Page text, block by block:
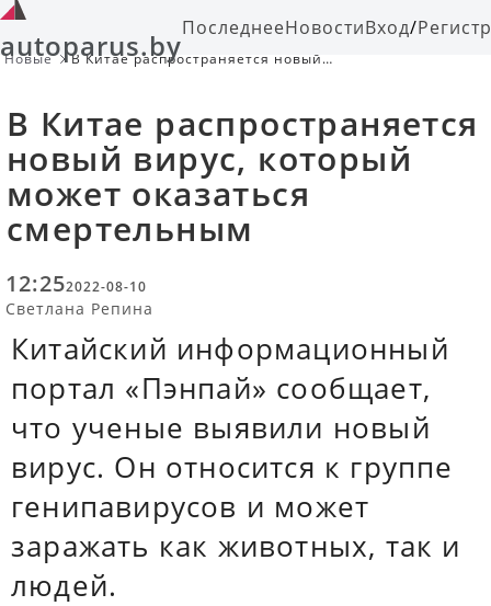
autoparus.byПоследнееНовостиВход/
Новые
В Китае распространяется новый
В Китае распространяется
новый вирус, который
может оказаться
смертельным
12:252022-08-10
Светлана Репина
Китайский информационный
портал «Пэнпай» сообщает,
что ученые выявили новый
вирус. Он относится к группе
генипавирусов и может
заражать как животных, так и
людей.